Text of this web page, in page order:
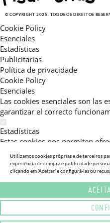
© COPYRIGHT 2025. TODOS OS DIREITOS
Cookie Policy
Esenciales
Estadísticas
Publicitarias
Política de privacidade
Cookie Policy
Esenciales
Las cookies esenciales son las
garantizar el correcto
Estadísticas
Estas cookies nos permiten
adaptada a su navegación
personalizadas, énfasis en
consultadas, etc).Al activar
más su experiencia.
Publicitarias
Estas cookies permiten a
Utilizamos cookies próprias e de terceiros
experiência de compra e publicidade
clicando em 'Aceitar' e configurá-las ou